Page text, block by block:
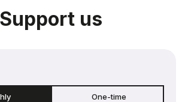
Support us
One-time